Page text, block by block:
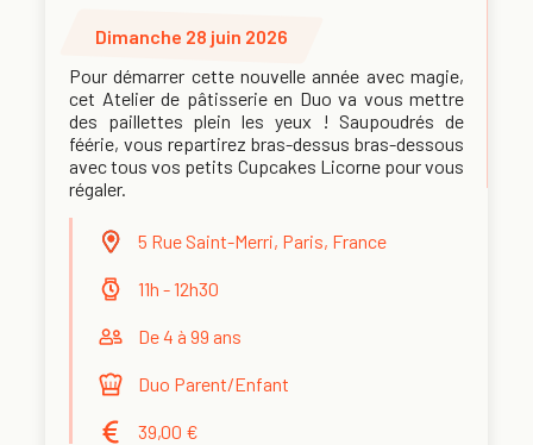
Dimanche 28 juin 2026
Pour démarrer cette nouvelle année avec magie,
cet Atelier de pâtisserie en Duo va vous mettre
des paillettes plein les yeux ! Saupoudrés de
féérie, vous repartirez bras-dessus bras-dessous
avec tous vos petits Cupcakes Licorne pour vous
régaler.
5 Rue Saint-Merri, Paris, France
11h - 12h30
De 4 à 99 ans
Duo Parent/Enfant
39,00 €